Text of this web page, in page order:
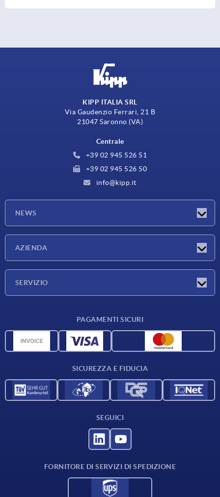
KIPP ITALIA SRL
Via Gaudenzio Ferrari, 21 B
21047 Saronno (VA)
Centrale
+39 02 945 526 51
+39 02 945 526 50
info@kipp.it
NEWS
AZIENDA
SERVIZIO
Dati CAD
PAGAMENTI SICURI
SICUREZZA E FIDUCIA
SEGUICI
FORNITORE DI SERVIZI DI SPEDIZIONE